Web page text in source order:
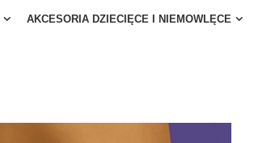
AKCESORIA DZIECIĘCE I NIEMOWLĘCE